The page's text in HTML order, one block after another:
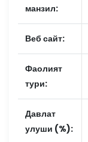
манзил:
Веб сайт:
Фаолият
тури:
Давлат
улуши (%):